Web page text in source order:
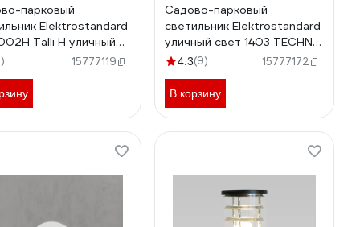
парковый
Elektrostandard
Talli H уличный
черный a038483
15777119
Садово-парковый
светильник Elektrostandard
уличный свет 1403 TECHNO
серый a032624
4.3(9) 15777172
В корзину